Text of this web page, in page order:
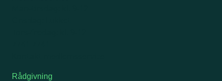
Rådgivning